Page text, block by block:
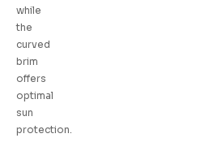
while
the
curved
brim
offers
optimal
sun
protection.